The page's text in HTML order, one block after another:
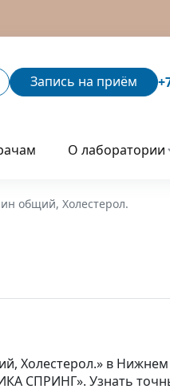
Запись на приём
О лаборатории
общий, Холестерол.
Холестерол.» в
СПРИНГ». Узнать